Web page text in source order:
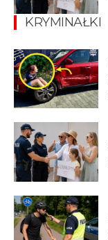
KRYMINAŁKI